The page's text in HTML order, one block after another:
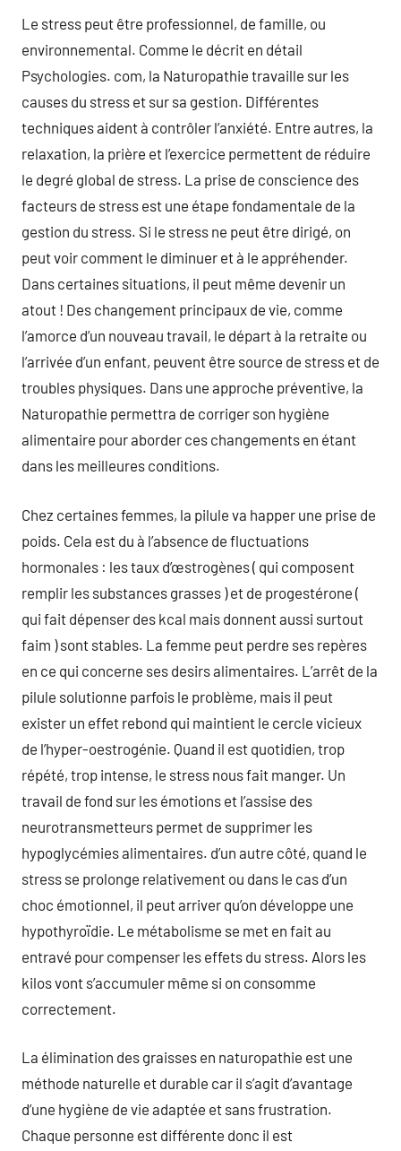
Le stress peut être professionnel, de famille, ou
environnemental. Comme le décrit en détail
Psychologies. com, la Naturopathie travaille sur les
causes du stress et sur sa gestion. Différentes
techniques aident à contrôler l’anxiété. Entre autres, la
relaxation, la prière et l’exercice permettent de réduire
le degré global de stress. La prise de conscience des
facteurs de stress est une étape fondamentale de la
gestion du stress. Si le stress ne peut être dirigé, on
peut voir comment le diminuer et à le appréhender.
Dans certaines situations, il peut même devenir un
atout ! Des changement principaux de vie, comme
l’amorce d’un nouveau travail, le départ à la retraite ou
l’arrivée d’un enfant, peuvent être source de stress et de
troubles physiques. Dans une approche préventive, la
Naturopathie permettra de corriger son hygiène
alimentaire pour aborder ces changements en étant
dans les meilleures conditions.
Chez certaines femmes, la pilule va happer une prise de
poids. Cela est du à l’absence de fluctuations
hormonales : les taux d’œstrogènes ( qui composent
remplir les substances grasses ) et de progestérone (
qui fait dépenser des kcal mais donnent aussi surtout
faim ) sont stables. La femme peut perdre ses repères
en ce qui concerne ses desirs alimentaires. L’arrêt de la
pilule solutionne parfois le problème, mais il peut
exister un effet rebond qui maintient le cercle vicieux
de l’hyper-oestrogénie. Quand il est quotidien, trop
répété, trop intense, le stress nous fait manger. Un
travail de fond sur les émotions et l’assise des
neurotransmetteurs permet de supprimer les
hypoglycémies alimentaires. d’un autre côté, quand le
stress se prolonge relativement ou dans le cas d’un
choc émotionnel, il peut arriver qu’on développe une
hypothyroïdie. Le métabolisme se met en fait au
entravé pour compenser les effets du stress. Alors les
kilos vont s’accumuler même si on consomme
correctement.
La élimination des graisses en naturopathie est une
méthode naturelle et durable car il s’agit d’avantage
d’une hygiène de vie adaptée et sans frustration.
Chaque personne est différente donc il est